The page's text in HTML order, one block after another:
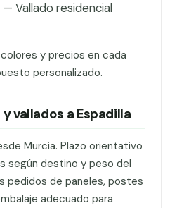
— Vallado residencial
y precios en cada
personalizado.
vallados a Espadilla
Murcia. Plazo orientativo
según destino y peso del
pedidos de paneles, postes
adecuado para